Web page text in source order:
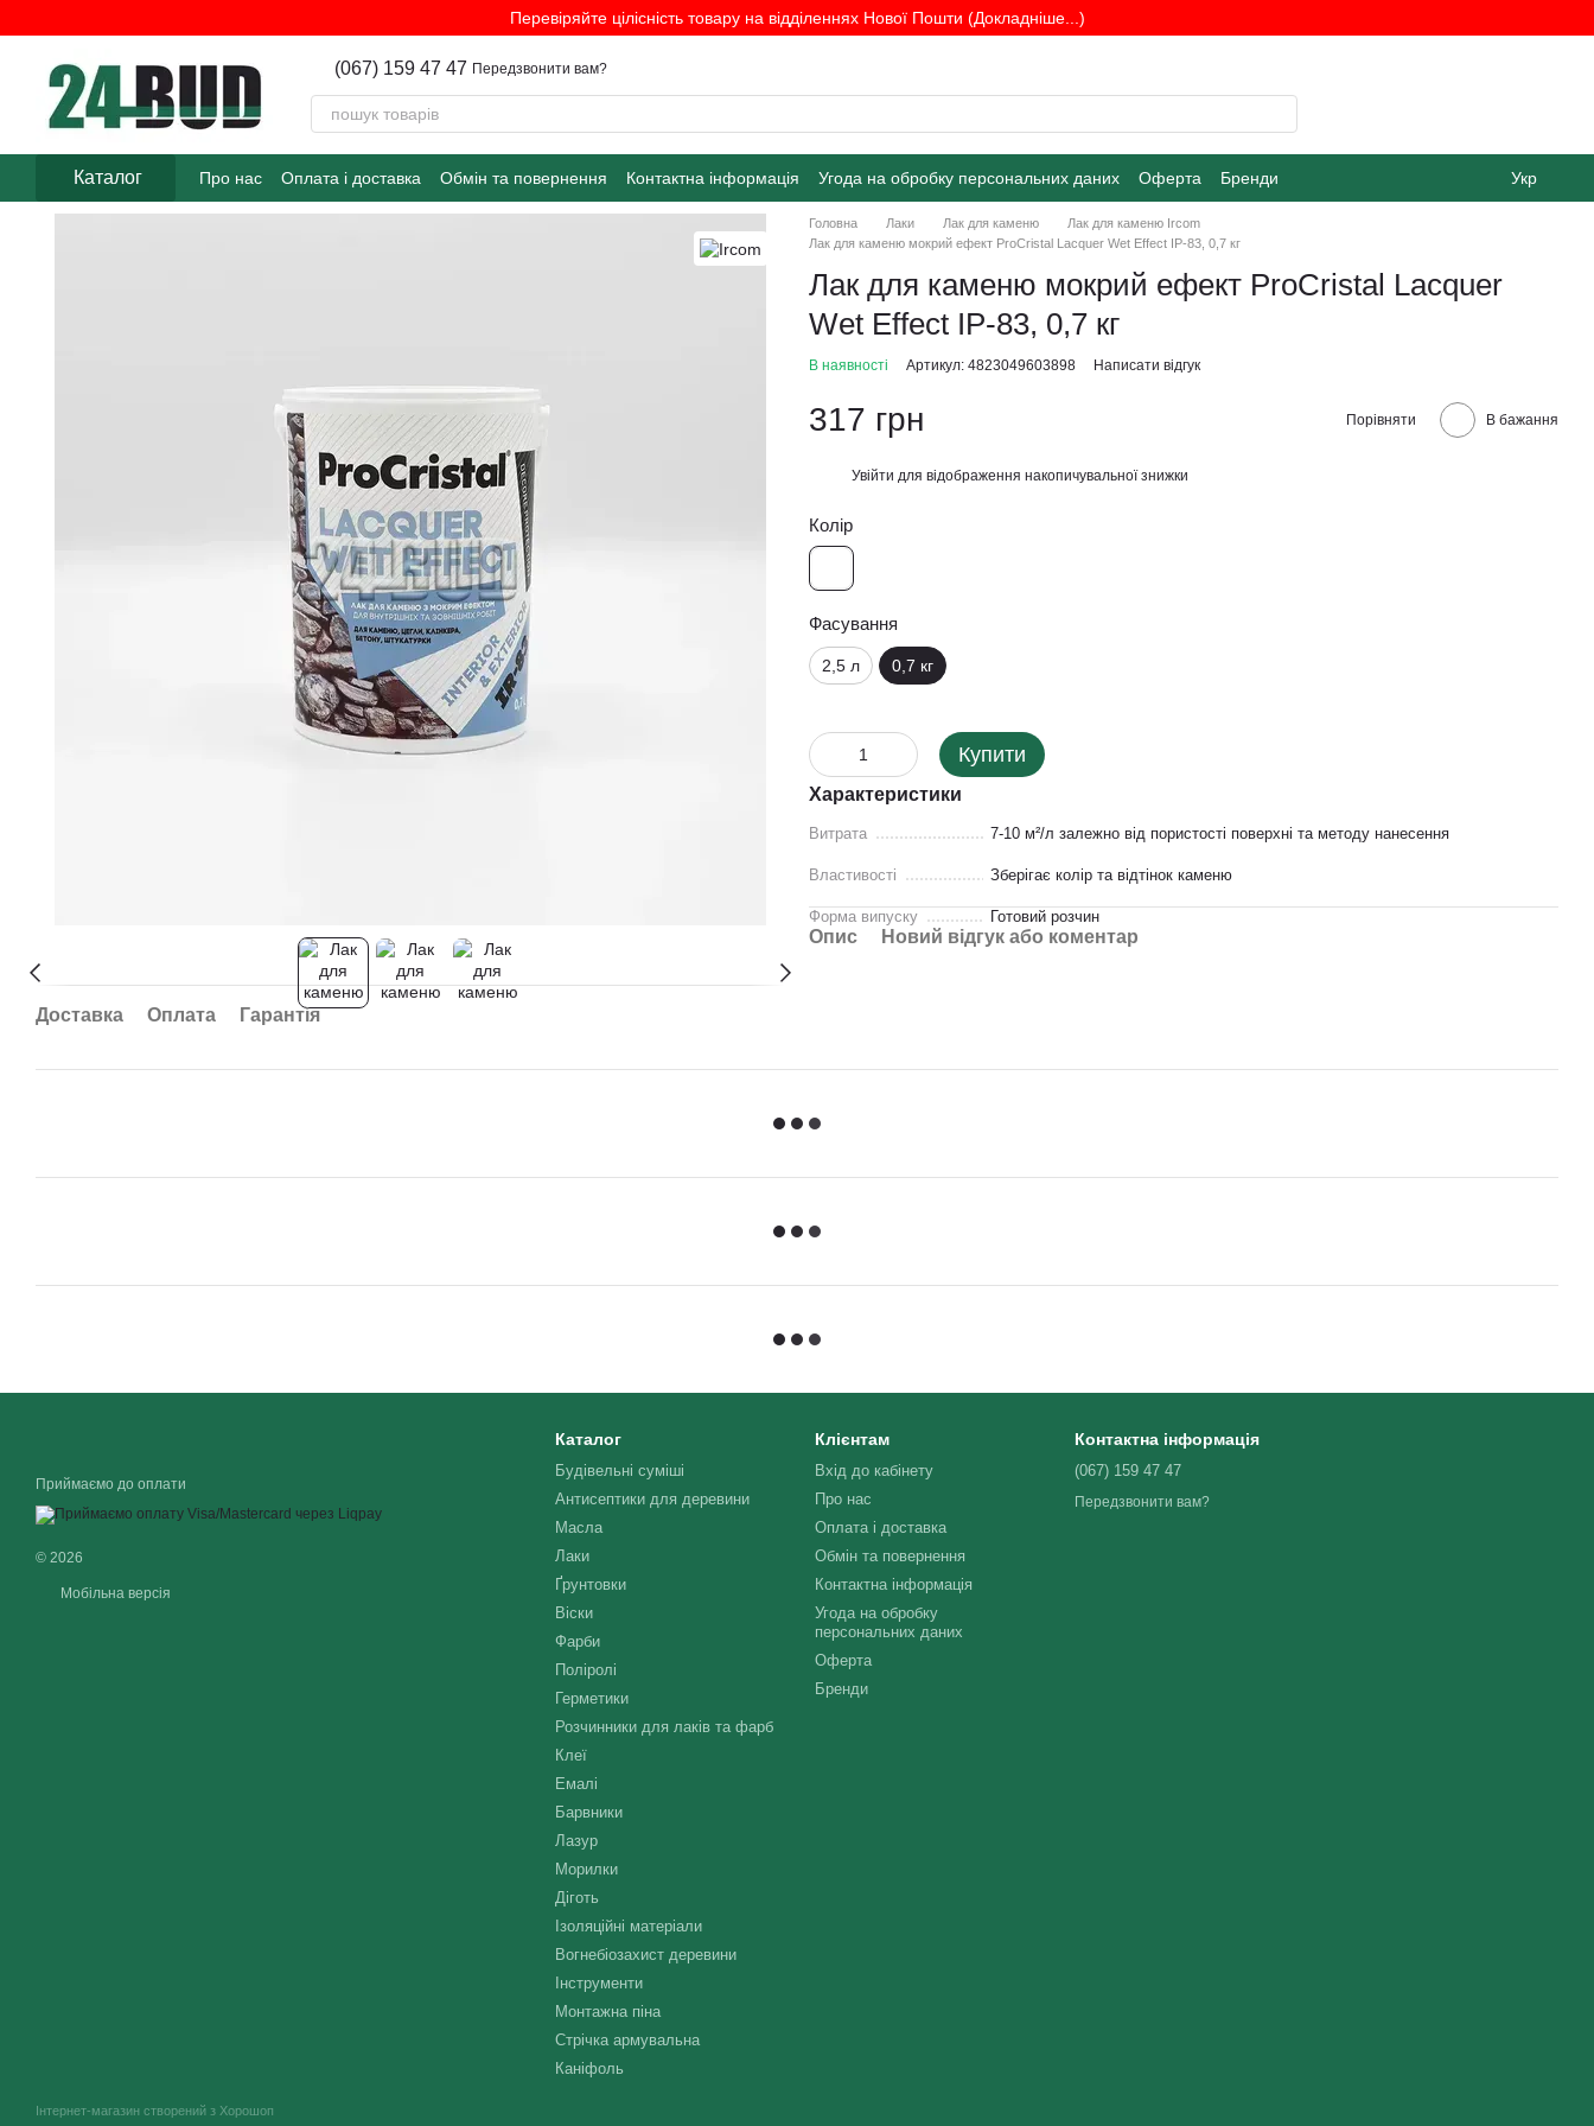
Перевіряйте цілісність товару на відділеннях Нової Пошти (Докладніше...)
(067) 159 47 47 Передзвонити вам?
Каталог Про нас Оплата і доставка Обмін та повернення Контактна інформація Угода на обробку персональних даних Оферта Бренди Укр
Доставка Оплата Гарантія
Головна Лаки Лак для каменю
Лак для каменю Ircom
Лак для каменю мокрий ефект ProCristal Lacquer Wet Effect IР-83, 0,7 кг
Лак для каменю мокрий ефект ProCristal Lacquer
Wet Effect IР-83, 0,7 кг
В наявності Артикул: 4823049603898 Написати відгук
317 грн Порівняти В бажання
Увійти для відображення накопичувальної знижки
Колір
Фасування
2,5 л 0,7 кг
Купити
Характеристики
Витрата 7-10 м²/л залежно від пористості поверхні та методу нанесення
Властивості Зберігає колір та відтінок каменю
Форма випуску Готовий розчин
Опис Новий відгук або коментар
Приймаємо до оплати
© 2026
Мобільна версія
Інтернет-магазин створений з Хорошоп
Каталог
Будівельні суміші
Антисептики для деревини
Масла
Лаки
Ґрунтовки
Віски
Фарби
Поліролі
Герметики
Розчинники для лаків та фарб
Клеї
Емалі
Барвники
Лазур
Морилки
Діготь
Ізоляційні матеріали
Вогнебіозахист деревини
Інструменти
Монтажна піна
Стрічка армувальна
Каніфоль
Клієнтам
Вхід до кабінету
Про нас
Оплата і доставка
Обмін та повернення
Контактна інформація
Угода на обробку
персональних даних
Оферта
Бренди
Контактна інформація
(067) 159 47 47
Передзвонити вам?